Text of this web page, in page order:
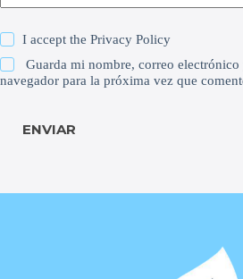
I accept thePrivacy Policy
Guarda mi nombre, correo electrónico
navegador para la próxima vez que
ENVIAR